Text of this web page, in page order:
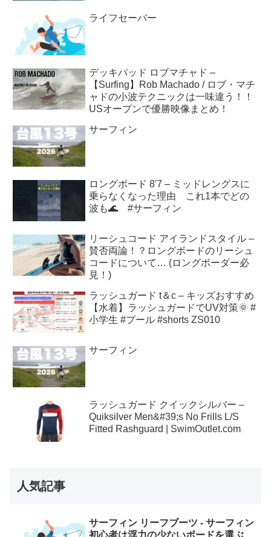
ライフセーバー
デッキパッド ロブマチャド –
【Surfing】Rob Machado / ロブ・マチ
ャドの小波テクニックは一味違う！！
USオープンで優勝映像まとめ！
サーフィン
ロングボード 8'7 – ミッドレングスに
乗らなくなった理由 これ1本でどの
波も🌊 #サーフィン
リーシュコード アイランドスタイル –
賛否両論！？ロングボードのリーシュ
コードについて… (ロングボーダー必
見！)
ラッシュガード t＆c – キッズおすすめ
【水着】ラッシュガードでUV対策🌞 #
小学生 #プール #shorts ZS010
サーフィン
ラッシュガード クイックシルバー –
Quiksilver Men&#39;s No Frills L/S
Fitted Rashguard | SwimOutlet.com
人気記事
サーフィン リーフブーツ - サーフィン